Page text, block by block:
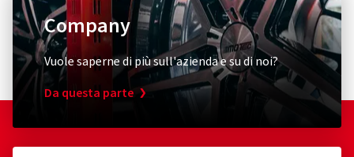
Company
Vuole saperne di più sull'azienda e su di noi?
Da questa parte